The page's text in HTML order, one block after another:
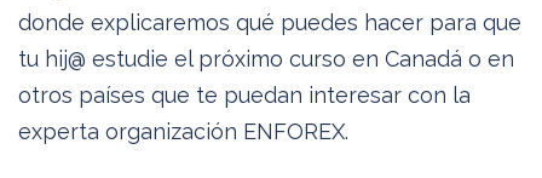
donde explicaremos qué puedes hacer para que
tu hij@ estudie el próximo curso en Canadá o en
otros países que te puedan interesar con la
experta organización ENFOREX.